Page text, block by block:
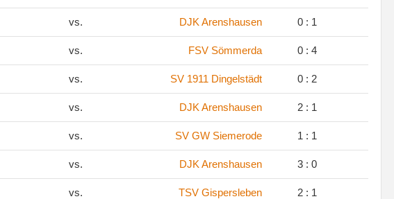
vs. DJK Arenshausen 0 : 1
vs. FSV Sömmerda 0 : 4
vs. SV 1911 Dingelstädt 0 : 2
vs. DJK Arenshausen 2 : 1
vs. SV GW Siemerode 1 : 1
vs. DJK Arenshausen 3 : 0
vs. TSV Gispersleben 2 : 1